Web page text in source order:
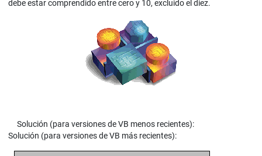
debe estar comprendido entre cero y 10, excluido el diez.
Solución (para versiones de VB menos recientes):
Solución (para versiones de VB más recientes):